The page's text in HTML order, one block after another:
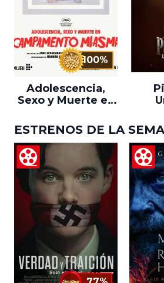
100%
Adolescencia,
Sexo y Muerte en
Miasma
ESTRENOS DE LA